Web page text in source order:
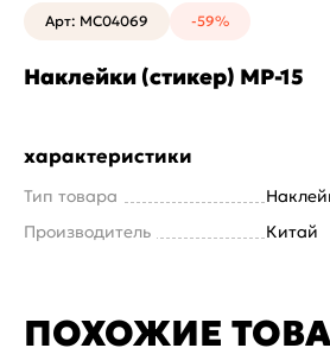
Арт: MC04069 -59%
Наклейки (стикер) МР-15
характеристики
Тип товара
Производитель
Китай
ПОХОЖИЕ